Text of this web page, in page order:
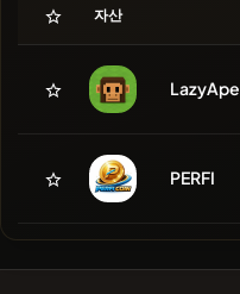
자산
LazyApe
PERFI